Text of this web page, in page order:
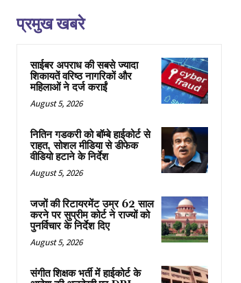
प्रमुख खबरे
साईबर अपराध की सबसे ज्यादा
शिकायतें वरिष्ठ नागरिकों और
महिलाओं ने दर्ज कराईं
August 5, 2026
नितिन गडकरी को बॉम्बे हाईकोर्ट से
राहत, सोशल मीडिया से डीफेक
वीडियो हटाने के निर्देश
August 5, 2026
जजों की रिटायरमेंट उम्र 62 साल
करने पर सुप्रीम कोर्ट ने राज्यों को
पुनर्विचार के निर्देश दिए
August 5, 2026
संगीत शिक्षक भर्ती में हाईकोर्ट के